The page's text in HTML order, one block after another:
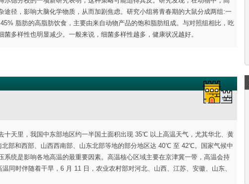
径，影响大脑化学物质，从而加剧焦虑。研究小组将青春期的大鼠分成两组:一
脂肪的高脂肪饮食，主要由来自动物产品的饱和脂肪组成。与对照组相比，吃
多样性也明显减少。一般来说，细菌多样性越多，健康状况越好。
天里，我国中东部地区约一半国土面积出现 35℃ 以上高温天气，尤其华北、黄
部和西部、山西西南部、山东北部等地的部分地区达 40℃ 至 42℃。国家气候中
统是影响各地高温的最重要因素。高温核心区域主要在京津冀一带，高温会持
同时伴随着干旱，6 月 11 日，农业农村部对河北、山西、江苏、安徽、山东、